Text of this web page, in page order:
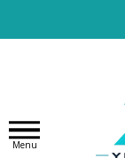
Menu